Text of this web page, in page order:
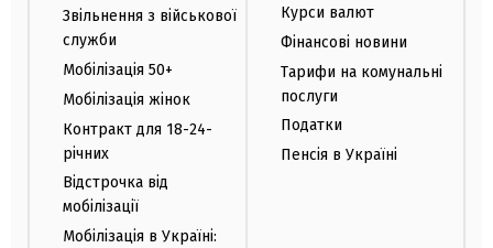
Звільнення з військової
служби
Мобілізація 50+
Мобілізація жінок
Контракт для 18-24-
річних
Відстрочка від
мобілізації
Мобілізація в Україні:
Курси валют
Фінансові новини
Тарифи на комунальні
послуги
Податки
Пенсія в Україні